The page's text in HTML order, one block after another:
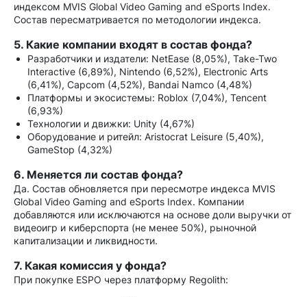
индексом MVIS Global Video Gaming and eSports Index.
Состав пересматривается по методологии индекса.
5. Какие компании входят в состав фонда?
Разработчики и издатели: NetEase (8,05%), Take-Two
Interactive (6,89%), Nintendo (6,52%), Electronic Arts
(6,41%), Capcom (4,52%), Bandai Namco (4,48%)
Платформы и экосистемы: Roblox (7,04%), Tencent
(6,93%)
Технологии и движки: Unity (4,67%)
Оборудование и ритейл: Aristocrat Leisure (5,40%),
GameStop (4,32%)
6. Меняется ли состав фонда?
Да. Состав обновляется при пересмотре индекса MVIS
Global Video Gaming and eSports Index. Компании
добавляются или исключаются на основе доли выручки от
видеоигр и киберспорта (не менее 50%), рыночной
капитализации и ликвидности.
7. Какая комиссия у фонда?
При покупке ESPO через платформу Regolith: